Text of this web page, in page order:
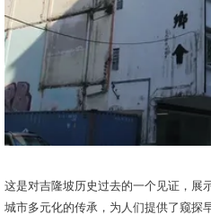
这是对吉隆坡历史过去的一个见证，展
城市多元化的传承，为人们提供了窥探